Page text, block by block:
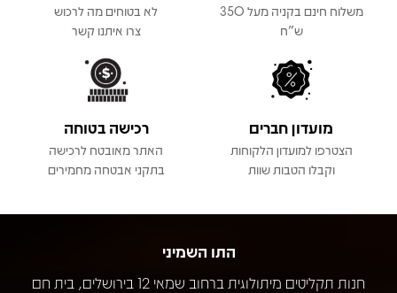
משלוח חינם בקניה מעל 350
ש"ח
לא בטוחים מה לרכוש
צרו איתנו קשר
מועדון חברים
הצטרפו למועדון הלקוחות
וקבלו הטבות שוות
רכישה בטוחה
האתר מאובטח לרכישה
בתקני אבטחה מחמירים
התו השמיני
חנות תקליטים מיתולוגית ברחוב שמאי 12 בירושלים, בית חם